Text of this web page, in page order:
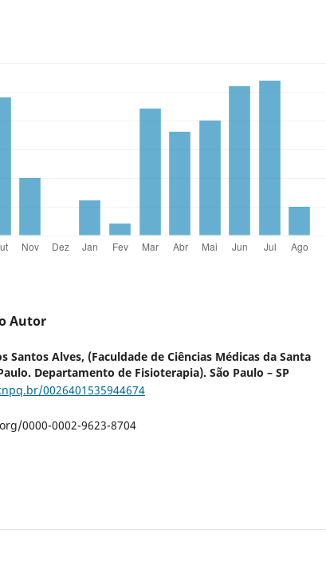
Autor
Santos Alves, (Faculdade de Ciências Médicas da Santa
Departamento de Fisioterapia). São Paulo – SP
0026401535944674
0000-0002-9623-8704